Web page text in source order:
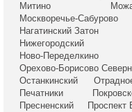
Митино
Москворечье-Сабурово
Нагатинский Затон
Нижегородский
Ново-Переделкино
Орехово-Борисово
Останкинский
Печатники
Пресненский
Проспект